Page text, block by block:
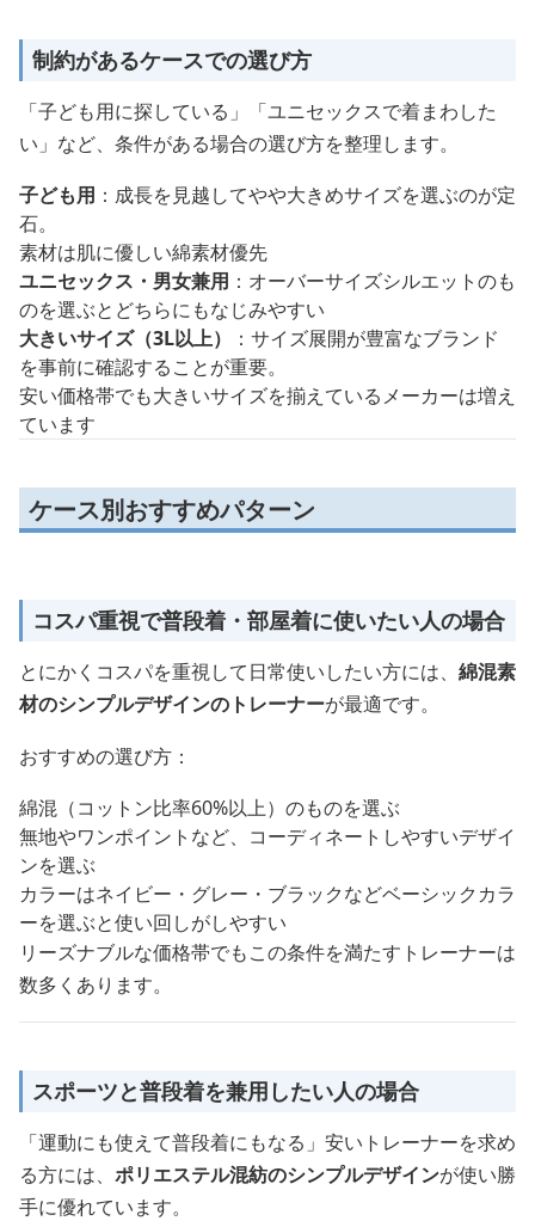
制約があるケースでの選び方
「子ども用に探している」「ユニセックスで着まわした
い」など、条件がある場合の選び方を整理します。
子ども用 ：成長を見越してやや大きめサイズを選ぶのが定
石。
素材は肌に優しい綿素材優先
ユニセックス・男女兼用 ：オーバーサイズシルエットのも
のを選ぶとどちらにもなじみやすい
大きいサイズ（3L以上）
：サイズ展開が豊富なブランド
を事前に確認することが重要。
安い価格帯でも大きいサイズを揃えているメーカーは増え
ています
ケース別おすすめパターン
コスパ重視で普段着・部屋着に使いたい人の場合
とにかくコスパを重視して日常使いしたい方には、 綿混素
材のシンプルデザインのトレーナーが最適です。
おすすめの選び方：
綿混（コットン比率60%以上）のものを選ぶ
無地やワンポイントなど、コーディネートしやすいデザイ
ンを選ぶ
カラーはネイビー・グレー・ブラックなどベーシックカラ
ーを選ぶと使い回しがしやすい
リーズナブルな価格帯でもこの条件を満たすトレーナーは
数多くあります。
スポーツと普段着を兼用したい人の場合
「運動にも使えて普段着にもなる」安いトレーナーを求め
る方には、 ポリエステル混紡のシンプルデザインが使い勝
手に優れています。